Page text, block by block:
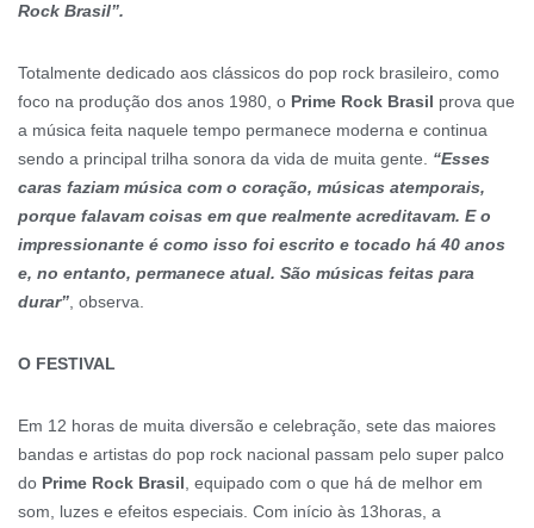
Rock Brasil”.
Totalmente dedicado aos clássicos do pop rock brasileiro, como
foco na produção dos anos 1980, o Prime Rock Brasil prova que
a música feita naquele tempo permanece moderna e continua
sendo a principal trilha sonora da vida de muita gente. “Esses
caras faziam música com o coração, músicas atemporais,
porque falavam coisas em que realmente acreditavam. E o
impressionante é como isso foi escrito e tocado há 40 anos
e, no entanto, permanece atual. São músicas feitas para
durar”, observa.
O FESTIVAL
Em 12 horas de muita diversão e celebração, sete das maiores
bandas e artistas do pop rock nacional passam pelo super palco
do Prime Rock Brasil, equipado com o que há de melhor em
som, luzes e efeitos especiais. Com início às 13horas, a